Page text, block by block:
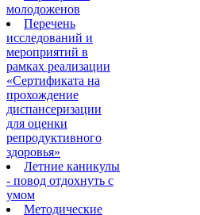
молодоженов
Перечень
исследований и
мероприятий в
рамках реализации
«Сертификата на
прохождение
диспансеризации
для оценки
репродуктивного
здоровья»
Летние каникулы
- повод отдохнуть с
умом
Методические